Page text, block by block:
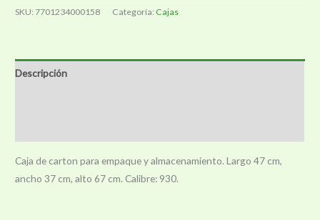
SKU:7701234000158 Categoría: Cajas
Descripción
Caja de carton para empaque y almacenamiento. Largo 47 cm,
ancho 37 cm, alto 67 cm. Calibre: 930.